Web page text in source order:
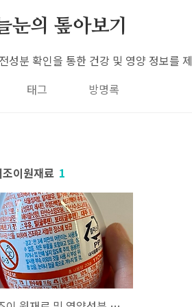
눈의 톺아보기
성분 확인을 통한 건강 및 영양 정보를
태그 방명록
이원재료 1